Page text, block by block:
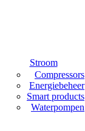
Stroom
Compressors
Energiebeheer
Smart products
Waterpompen